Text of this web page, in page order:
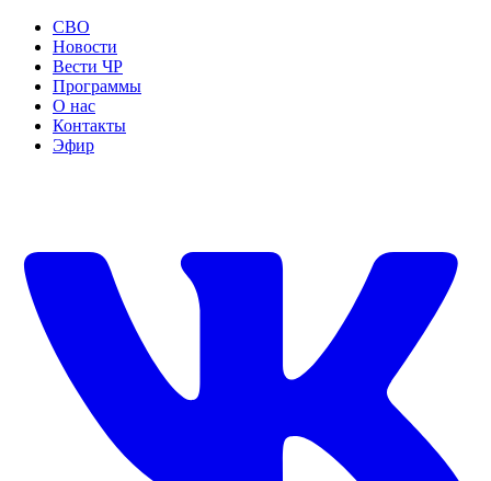
СВО
Новости
Вести ЧР
Программы
О нас
Контакты
Эфир